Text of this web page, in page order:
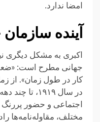
امضا ندارد.
آینده
اکبری به مشکل دیگری
جهانی مطرح است:
کار در طول زمان». از
در سال ۱۹۱۹،
اجتماعی و حضور
مختلف، مقاوله‌نامه‌ها